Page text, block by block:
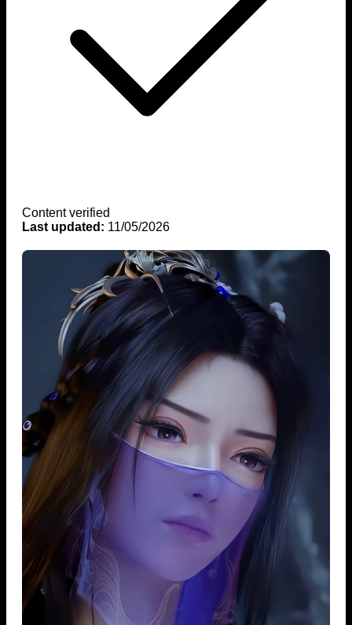
Content verified
Last updated: 11/05/2026